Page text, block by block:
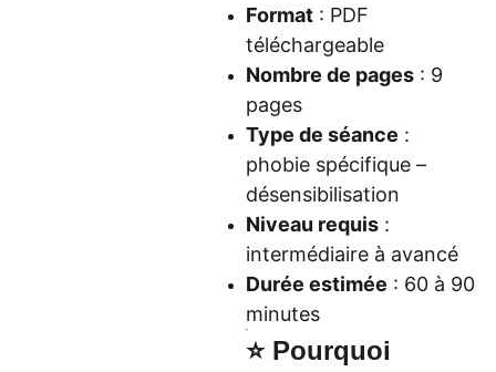
Format : PDF
téléchargeable
Nombre de pages : 9
pages
Type de séance :
phobie spécifique –
désensibilisation
Niveau requis :
intermédiaire à avancé
Durée estimée : 60 à 90
minutes
⭐ Pourquoi